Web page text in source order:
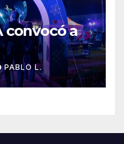
convocó a
PABLO L.